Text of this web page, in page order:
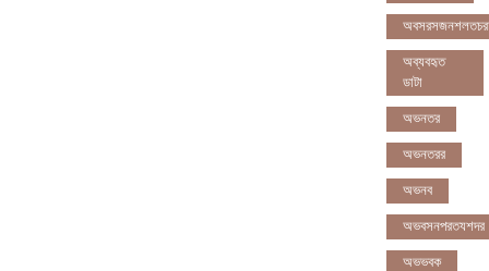
অব্যবহৃত
ডাটা
অভনতর
অভনতরর
অভনব
অভবসনপরতযশদর
অভভবক